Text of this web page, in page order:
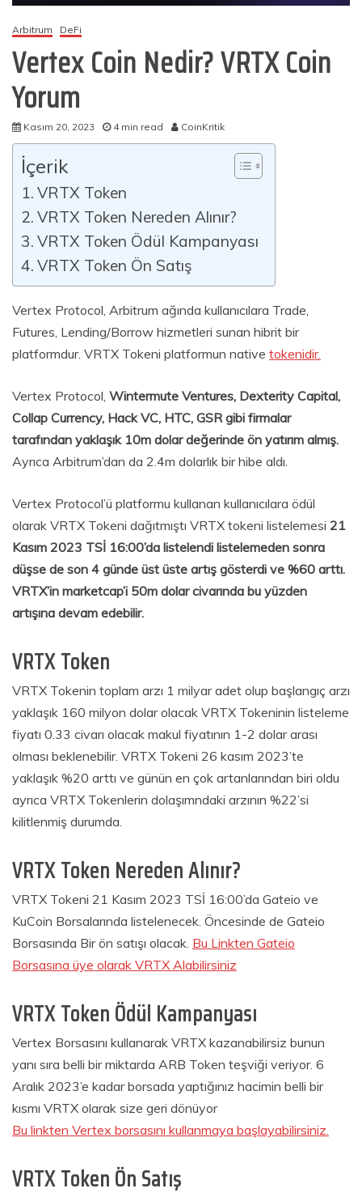
Arbitrum DeFi
Vertex Coin Nedir? VRTX Coin
Yorum
Kasım 20, 2023 4 min read CoinKritik
İçerik
VRTX Token
VRTX Token Nereden Alınır?
VRTX Token Ödül Kampanyası
VRTX Token Ön Satış
Vertex Protocol, Arbitrum ağında kullanıcılara Trade,
Futures, Lending/Borrow hizmetleri sunan hibrit bir
platformdur. VRTX Tokeni platformun native tokenidir.
Vertex Protocol, Wintermute Ventures, Dexterity Capital,
Collap Currency, Hack VC, HTC, GSR gibi firmalar
tarafından yaklaşık 10m dolar değerinde ön yatırım almış.
Ayrıca Arbitrum’dan da 2.4m dolarlık bir hibe aldı.
Vertex Protocol’ü platformu kullanan kullanıcılara ödül
olarak VRTX Tokeni dağıtmıştı VRTX tokeni listelemesi 21
Kasım 2023 TSİ 16:00’da listelendi listelemeden sonra
düşse de son 4 günde üst üste artış gösterdi ve %60 arttı.
VRTX’in marketcap’i 50m dolar civarında bu yüzden
artışına devam edebilir.
VRTX Token
VRTX Tokenin toplam arzı 1 milyar adet olup başlangıç arzı
yaklaşık 160 milyon dolar olacak VRTX Tokeninin listeleme
fiyatı 0.33 civarı olacak makul fiyatının 1-2 dolar arası
olması beklenebilir. VRTX Tokeni 26 kasım 2023’te
yaklaşık %20 arttı ve günün en çok artanlarından biri oldu
ayrıca VRTX Tokenlerin dolaşımndaki arzının %22’si
kilitlenmiş durumda.
VRTX Token Nereden Alınır?
VRTX Tokeni 21 Kasım 2023 TSİ 16:00’da Gateio ve
KuCoin Borsalarında listelenecek. Öncesinde de Gateio
Borsasında Bir ön satışı olacak. Bu Linkten Gateio
Borsasına üye olarak VRTX Alabilirsiniz
VRTX Token Ödül Kampanyası
Vertex Borsasını kullanarak VRTX kazanabilirsiz bunun
yanı sıra belli bir miktarda ARB Token teşviği veriyor. 6
Aralık 2023’e kadar borsada yaptığınız hacimin belli bir
kısmı VRTX olarak size geri dönüyor
Bu linkten Vertex borsasını kullanmaya başlayabilirsiniz.
VRTX Token Ön Satış